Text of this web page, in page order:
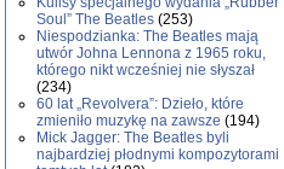
Soul” The Beatles (253)
Niespodzianka: The Beatles mają
utwór Johna Lennona z 1965 roku,
którego nikt wcześniej nie słyszał
(234)
60 lat „Revolvera”: Dzieło, które
zmieniło muzykę na zawsze (194)
Mick Jagger: The Beatles byli
najbardziej płodnymi kompozytorami